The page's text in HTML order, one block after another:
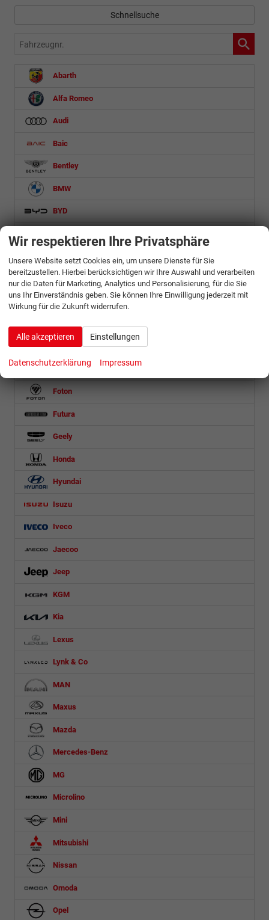
Schnellsuche
Fahrzeugnr.
Abarth
Alfa Romeo
Audi
Baic
Bentley
BMW
BYD
Cupra
Dacia
DS Automobiles
Fiat
Ford
Foton
Futura
Geely
Honda
Hyundai
Isuzu
Iveco
Jaecoo
Jeep
KGM
Kia
Lexus
Lynk & Co
MAN
Maxus
Mazda
Mercedes-Benz
MG
Microlino
Mini
Mitsubishi
Nissan
Omoda
Opel
Wir respektieren Ihre Privatsphäre
Unsere Website setzt Cookies ein, um unsere Dienste für Sie
bereitzustellen. Hierbei berücksichtigen wir Ihre Auswahl und verarbeiten
nur die Daten für Marketing, Analytics und Personalisierung, für die Sie
uns Ihr Einverständnis geben. Sie können Ihre Einwilligung jederzeit mit
Wirkung für die Zukunft widerrufen.
Alle akzeptieren Einstellungen
Datenschutzerklärung Impressum